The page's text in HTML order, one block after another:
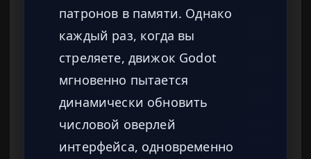
патронов в памяти. Однако
каждый раз, когда вы
стреляете, движок Godot
мгновенно пытается
динамически обновить
числовой оверлей
интерфейса, одновременно